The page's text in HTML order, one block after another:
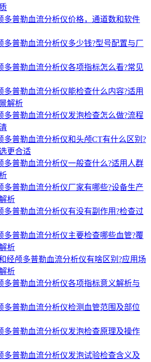
多普勒血流分析仪价格，通道数和软件
多普勒血流分析仪多少钱?型号配置与厂
多普勒血流分析仪各项指标怎么看?常见
多普勒血流分析仪能检查什么内容?适用
解析
多普勒血流分析仪发泡检查怎么做?流程
多普勒血流分析仪和头颅CT有什么区别?
更合适
多普勒血流分析仪一般查什么?适用人群
多普勒血流分析仪厂家有哪些?设备生产
析
多普勒血流分析仪有没有副作用?检查过
多普勒血流分析仪主要检查哪些血管?覆
析
经颅多普勒血流分析仪有啥区别?应用场
析
多普勒血流分析仪各项指标意义解析与
多普勒血流分析仪检测血管范围及部位
多普勒血流分析仪发泡检查原理及操作
多普勒血流分析仪发泡试验检查含义及